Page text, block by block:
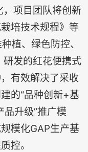
项目团队将创新
培技术规程》等
植、绿色防控、
发的红花便携式
有效解决了采收
的“品种创新+基
升级”推广模
模化GAP生产基
控。